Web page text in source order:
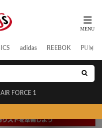
adidas REEBOK PUMA
AIR FORCE 1